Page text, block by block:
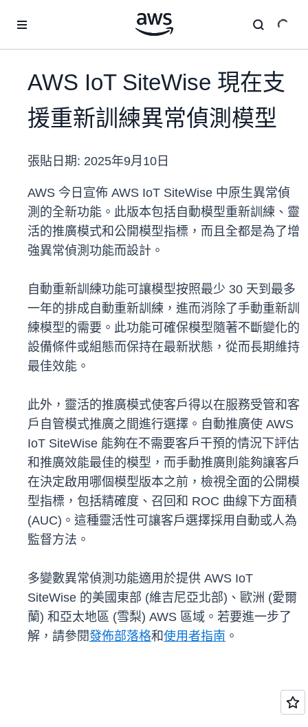
AWS IoT SiteWise 現在支
援重新訓練異常偵測模型
張貼日期: 2025年9月10日
AWS 今日宣佈 AWS IoT SiteWise 中原生異常偵
測的全新功能。此版本包括自動模型重新訓練、靈
活的推廣模式和公開模型指標，而且全都是為了增
強異常偵測功能而設計。
自動重新訓練功能可讓模型按照最少 30 天到最多
一年的排成自動重新訓練，進而消除了手動重新訓
練模型的需要。此功能可確保模型隨著不斷變化的
設備條件或組態而保持在最新狀態，從而長期維持
最佳效能。
此外，靈活的推廣模式使客戶得以在服務受管和客
戶自管模式推廣之間進行選擇。自動推廣使 AWS
IoT SiteWise 能夠在不需要客戶干預的情況下評估
和推廣效能最佳的模型，而手動推廣則能夠讓客戶
在決定啟用哪個模型版本之前，檢視全面的公開模
型指標，包括精確度、召回和 ROC 曲線下方面積
(AUC)。這種靈活性可讓客戶選擇採用自動或人為
監督方法。
多變數異常偵測功能適用於提供 AWS IoT
SiteWise 的美國東部 (維吉尼亞北部)、歐洲 (愛爾
蘭) 和亞太地區 (雪梨) AWS 區域。若要進一步了
解，請參閱發佈部落格和使用者指南 。